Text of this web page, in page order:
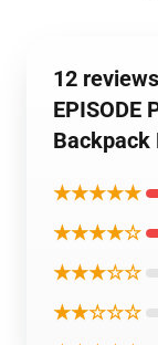
12
EPISODE
Backpack
★★★★★
★★★★☆
★★★☆☆
★★☆☆☆